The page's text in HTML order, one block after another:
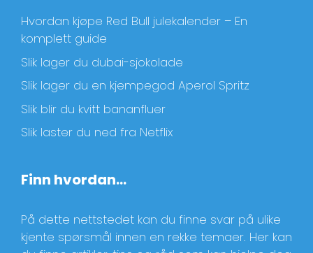
Hvordan kjøpe Red Bull julekalender – En
komplett guide
Slik lager du dubai-sjokolade
Slik lager du en kjempegod Aperol Spritz
Slik blir du kvitt bananfluer
Slik laster du ned fra Netflix
Finn hvordan…
På dette nettstedet kan du finne svar på ulike
kjente spørsmål innen en rekke temaer. Her kan